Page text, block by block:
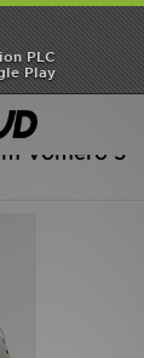
PLC
Play
Vomero 5